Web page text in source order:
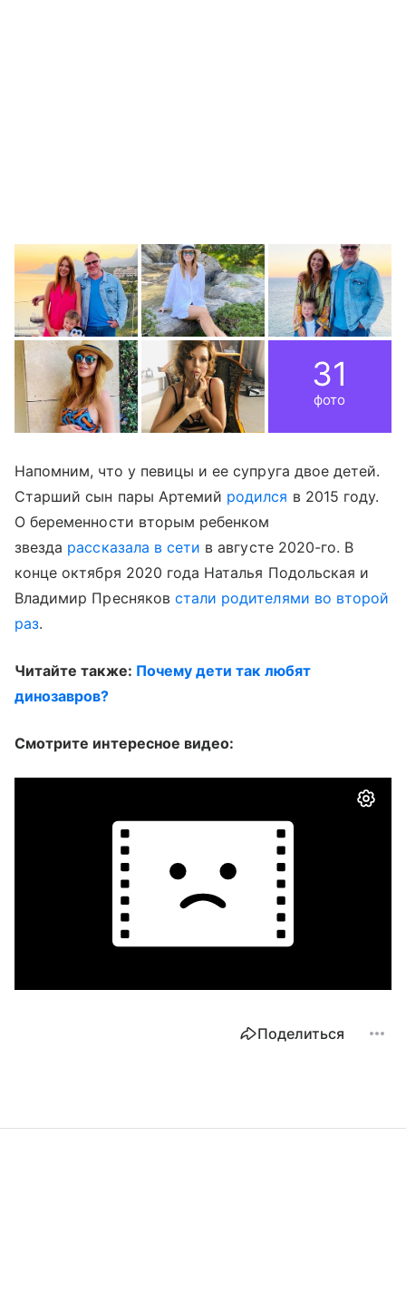
31
фото
Напомним, что у певицы и ее супруга двое детей.
Старший сын пары Артемий родился в 2015 году.
О беременности вторым ребенком
звезда рассказала в сети в августе 2020-го. В
конце октября 2020 года Наталья Подольская и
Владимир Пресняков стали родителями во второй
раз.
Читайте также: Почему дети так любят
динозавров?
Смотрите интересное видео:
Поделиться